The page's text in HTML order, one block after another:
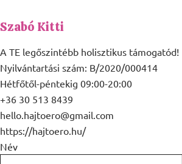
Szabó Kitti
A TE legőszintébb holisztikus támogatód!
Nyilvántartási szám: B/2020/000414
Hétfőtől-péntekig 09:00-20:00
+36 30 513 8439
hello.hajtoero@gmail.com
https://hajtoero.hu/
Név